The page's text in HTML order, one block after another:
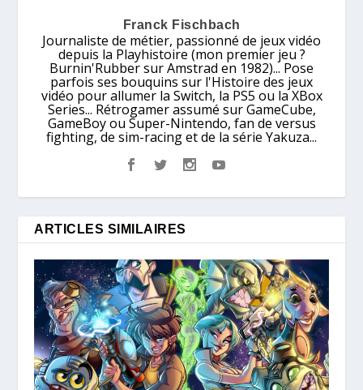
Franck Fischbach
Journaliste de métier, passionné de jeux vidéo
depuis la Playhistoire (mon premier jeu ?
Burnin'Rubber sur Amstrad en 1982)... Pose
parfois ses bouquins sur l'Histoire des jeux
vidéo pour allumer la Switch, la PS5 ou la XBox
Series... Rétrogamer assumé sur GameCube,
GameBoy ou Super-Nintendo, fan de versus
fighting, de sim-racing et de la série Yakuza...
ARTICLES SIMILAIRES